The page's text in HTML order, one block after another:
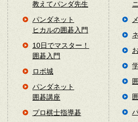
教えてパンダ先生
パンダネット
ヒカルの囲碁入門
10日でマスター！
囲碁入門
ロボ城
パンダネット
囲碁講座
プロ棋士指導碁